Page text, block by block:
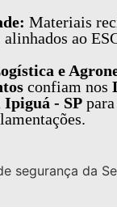
Materiais
alinhados ao
e
confiam nos
Ipiguá - SP